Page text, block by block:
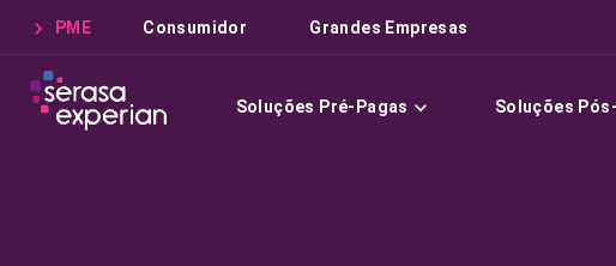
PME Consumidor Grandes Empresas
Soluções Pré-Pagas Soluções